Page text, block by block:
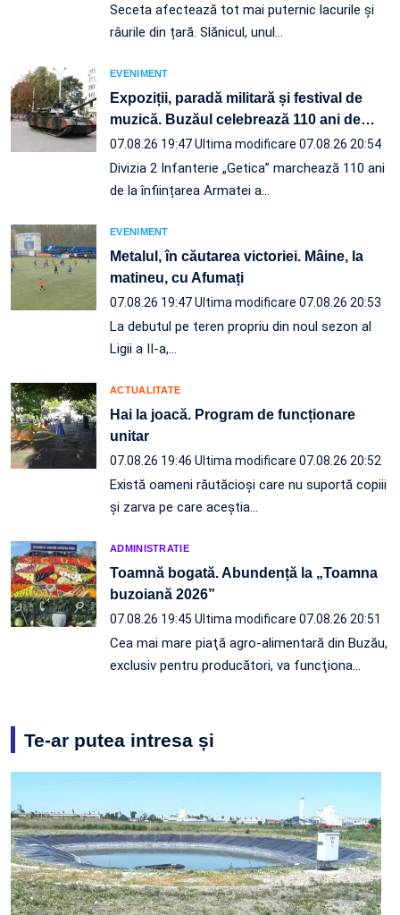
Seceta afectează tot mai puternic lacurile și
râurile din țară. Slănicul, unul…
EVENIMENT
Expoziții, paradă militară și festival de
muzică. Buzăul celebrează 110 ani de…
07.08.26 19:47Ultima modificare 07.08.26 20:54
Divizia 2 Infanterie „Getica” marchează 110 ani
de la înființarea Armatei a…
EVENIMENT
Metalul, în căutarea victoriei. Mâine, la
matineu, cu Afumați
07.08.26 19:47Ultima modificare 07.08.26 20:53
La debutul pe teren propriu din noul sezon al
Ligii a II-a,…
ACTUALITATE
Hai la joacă. Program de funcționare
unitar
07.08.26 19:46 Ultima modificare 07.08.26 20:52
Există oameni răutăcioși care nu suportă copiii
și zarva pe care aceștia…
ADMINISTRATIE
Toamnă bogată. Abundență la „Toamna
buzoiană 2026”
07.08.26 19:45 Ultima modificare 07.08.26 20:51
Cea mai mare piaţă agro-alimentară din Buzău,
exclusiv pentru producători, va funcţiona…
Te-ar putea intresa și